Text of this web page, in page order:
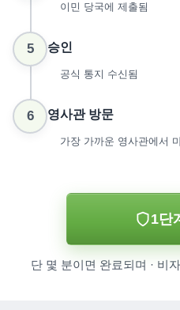
이민 당국에 제출됨
5 승인
공식 통지 수신됨
6 영사관 방문
가장 가까운 영사관에서
1단
단 몇 분이면 완료되며 · 비